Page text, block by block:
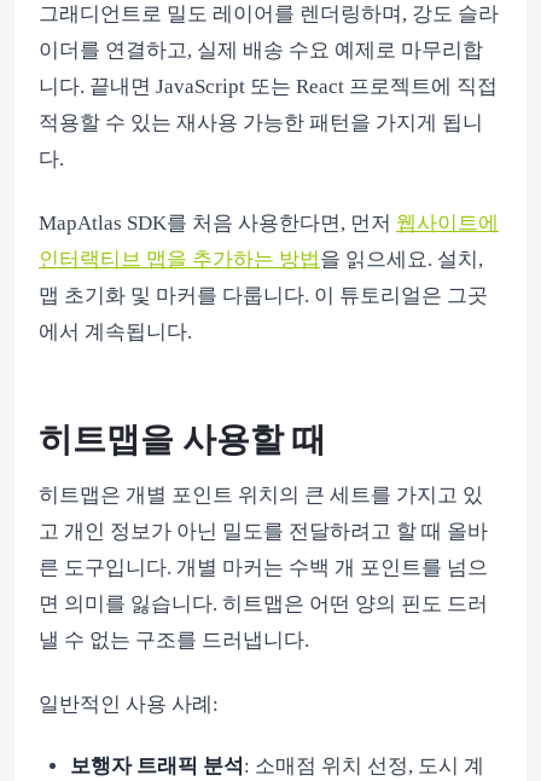
그래디언트로 밀도 레이어를 렌더링하며, 강도 슬라
이더를 연결하고, 실제 배송 수요 예제로 마무리합
니다. 끝내면 JavaScript 또는 React 프로젝트에 직접
적용할 수 있는 재사용 가능한 패턴을 가지게 됩니
다.
MapAtlas SDK를 처음 사용한다면, 먼저 웹사이트에
인터랙티브 맵을 추가하는 방법을 읽으세요. 설치,
맵 초기화 및 마커를 다룹니다. 이 튜토리얼은 그곳
에서 계속됩니다.
히트맵을 사용할 때
히트맵은 개별 포인트 위치의 큰 세트를 가지고 있
고 개인 정보가 아닌 밀도를 전달하려고 할 때 올바
른 도구입니다. 개별 마커는 수백 개 포인트를 넘으
면 의미를 잃습니다. 히트맵은 어떤 양의 핀도 드러
낼 수 없는 구조를 드러냅니다.
일반적인 사용 사례:
보행자 트래픽 분석 : 소매점 위치 선정, 도시 계